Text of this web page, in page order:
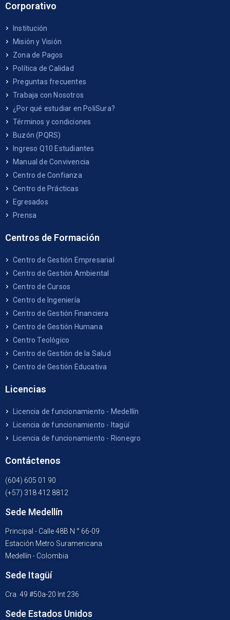
Corporativo
Institución
Misión y Visión
Zona de Pagos
Política de Calidad
Preguntas frecuentes
Trabaja con Nosotros
¿Por qué estudiar en PoliSura?
Términos y condiciones
Buzón (PQRS)
Ingreso Q10 Estudiantes
Manual de Convivencia
Centro de Confianza
Centro de Prácticas
Egresados
Prensa
Centros de Formación
Centro de Gestión Empresarial
Centro de Gestión Ambiental
Centro de Cursos
Centro de Ingeniería
Centro de Gestión Financiera
Centro de Gestión Humana
Centro Teológico
Centro de Gestión de la Salud
Centro de Gestión Educativa
Licencias
Licencia de funcionamiento - Medellín
Licencia de funcionamiento - Itagüí
Licencia de funcionamiento - Rionegro
Contáctenos
(604) 605 01 90
(+57) 318 412 8812
Sede Medellín
Principal - Calle 48B N ° 66-09
Estación Metro Suramericana
Medellín - Colombia
Sede Itagüí
Cra. 49 #50a-20 Int 236
Sede Estados Unidos